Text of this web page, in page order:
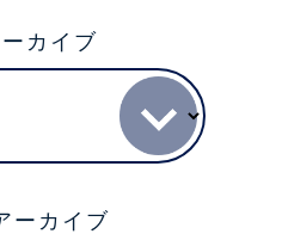
カイブ
ーカイブ